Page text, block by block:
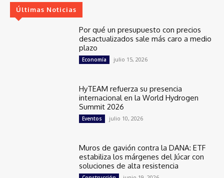
Últimas Noticias
Por qué un presupuesto con precios
desactualizados sale más caro a medio
plazo
Economía julio 15, 2026
HyTEAM refuerza su presencia
internacional en la World Hydrogen
Summit 2026
Eventos julio 10, 2026
Muros de gavión contra la DANA: ETF
estabiliza los márgenes del Júcar con
soluciones de alta resistencia